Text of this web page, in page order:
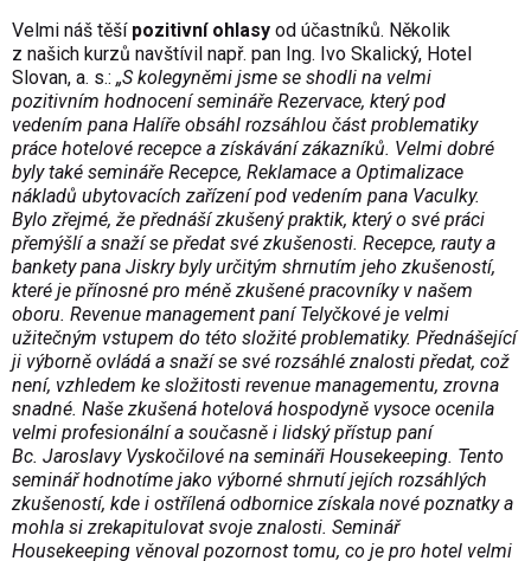
Velmi náš těší pozitivní ohlasy od účastníků. Několik
z našich kurzů navštívil např. pan Ing. Ivo Skalický, Hotel
Slovan, a. s.: „S kolegyněmi jsme se shodli na velmi
pozitivním hodnocení semináře Rezervace, který pod
vedením pana Halíře obsáhl rozsáhlou část problematiky
práce hotelové recepce a získávání zákazníků. Velmi dobré
byly také semináře Recepce, Reklamace a Optimalizace
nákladů ubytovacích zařízení pod vedením pana Vaculky.
Bylo zřejmé, že přednáší zkušený praktik, který o své práci
přemýšlí a snaží se předat své zkušenosti. Recepce, rauty a
bankety pana Jiskry byly určitým shrnutím jeho zkušeností,
které je přínosné pro méně zkušené pracovníky v našem
oboru. Revenue management paní Telyčkové je velmi
užitečným vstupem do této složité problematiky. Přednášející
ji výborně ovládá a snaží se své rozsáhlé znalosti předat, což
není, vzhledem ke složitosti revenue managementu, zrovna
snadné. Naše zkušená hotelová hospodyně vysoce ocenila
velmi profesionální a současně i lidský přístup paní
Bc. Jaroslavy Vyskočilové na semináři Housekeeping. Tento
seminář hodnotíme jako výborné shrnutí jejích rozsáhlých
zkušeností, kde i ostřílená odbornice získala nové poznatky a
mohla si zrekapitulovat svoje znalosti. Seminář
Housekeeping věnoval pozornost tomu, co je pro hotel velmi